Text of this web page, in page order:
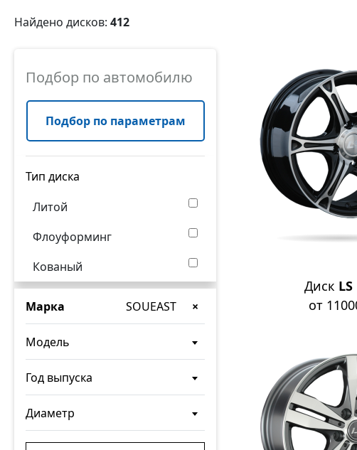
Найдено дисков: 412
Подбор по автомобилю
Подбор по параметрам
Тип диска
Литой
Флоуформинг
Кованый
×
Марка SOUEAST
Модель
Год выпуска
Диаметр
Диск LS
от